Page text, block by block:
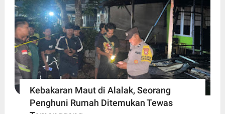
Kebakaran Maut di Alalak, Seorang
Penghuni Rumah Ditemukan Tewas